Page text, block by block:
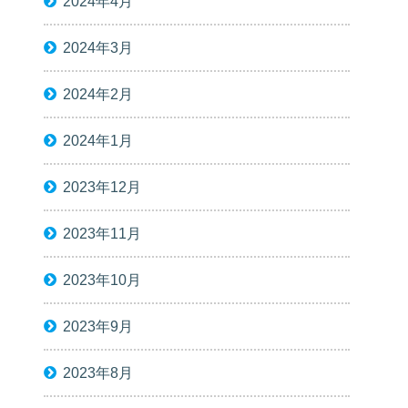
2024年3月
2024年2月
2024年1月
2023年12月
2023年11月
2023年10月
2023年9月
2023年8月